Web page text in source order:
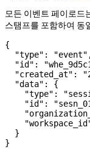
모든 이벤트 페이로드
스탬프를 포함하여 동
{
  "type"
: "event"
  "id"
:
  "created_at"
:
  "data"
: {
    "type"
:
    "id"
:
  }
}